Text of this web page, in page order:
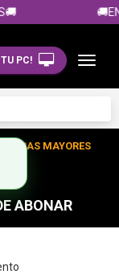
PC!
MAYORES
ABONAR